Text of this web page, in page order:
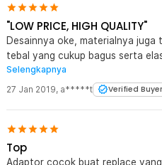
"LOW PRICE, HIGH QUALITY"
Desainnya oke, materialnya juga terbilang solid, dengan kabel
tebal yang cukup bagus serta elastis. Cocok untuk unit2
yang membutuhkan tegangan
optimal saat saya tes pada Lepy LP-838, hasilnya
Selengkapnya
27 Jan 2019, a*****t Verified Buyer
Top
Adaptor cocok buat replace